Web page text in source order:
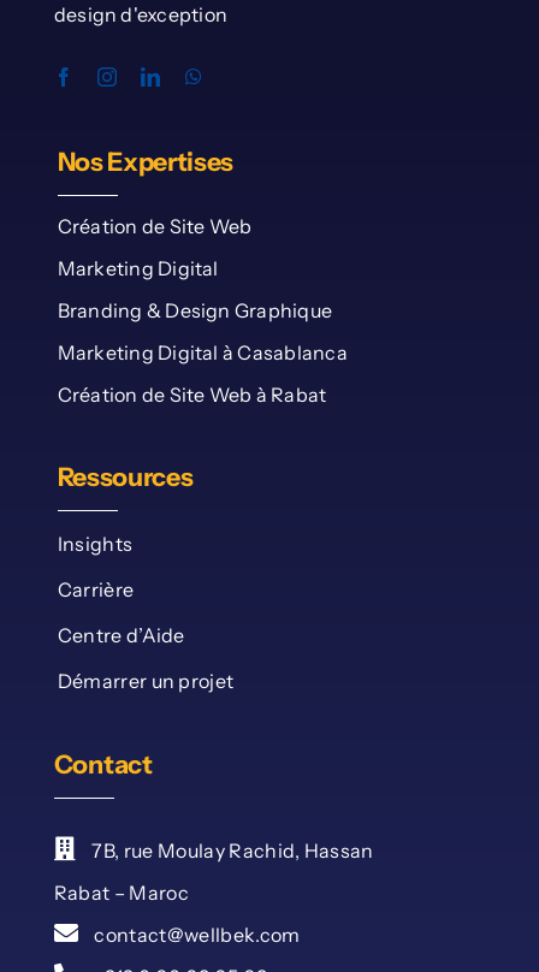
design d'exception
Nos Expertises
Création de Site Web
Marketing Digital
Branding & Design Graphique
Marketing Digital à Casablanca
Création de Site Web à Rabat
Ressources
Insights
Carrière
Centre d’Aide
Démarrer un projet
Contact
7B, rue Moulay Rachid, Hassan
Rabat – Maroc
contact@wellbek.com